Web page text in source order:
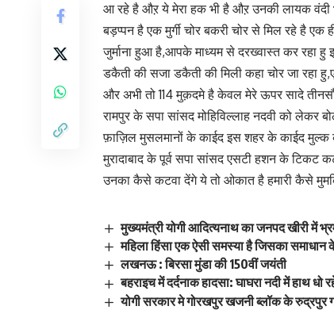
आ रहे है औऱ ये मेरा हक भी है औऱ उनकी लायक
बड़प्पन है एक मुर्गी चोर बकरी चोर से मिल रहे है एक
जुर्माना हुआ है,आपके माध्यम से दरख्वास्त कर रहा हु
डकैती की सजा डकैती की मिली कहा चोर जा रहा
और अभी तो 114 मुक़दमे है केवल मेरे ऊपर सादे
रामपुर के सपा सांसद मोहिविल्लाह नदवी को लेकर
फ़ाज़िल मुसलमानों के काईद इस शहर के काईद मुल्क
मुरादाबाद के पूर्व सपा सांसद एसटी हशन के
उनका कैसे कटवा देंगे ये तो ओकात है हमारी कैसे
मुख्यमंत्री योगी आदित्यनाथ का जनपद खीरी में
महिला हिंसा एक ऐसी समस्या है जिसका
लखनऊ : बिरसा मुंडा की 150वीं जयंती
बहराइच में दर्दनाक हादसा: घाघरा नदी में हाथ
योगी सरकार मे गोरखपुर खजनी ब्लॉक के रुद्रपुर